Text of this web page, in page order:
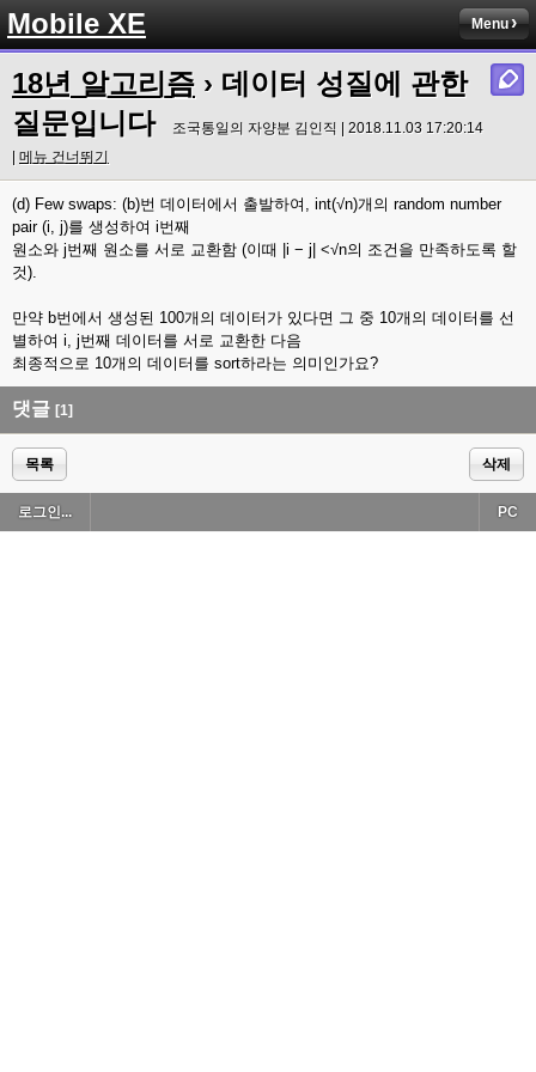
Mobile XE Menu
18년 알고리즘 › 데이터 성질에 관한
질문입니다
조국통일의 자양분 김인직 | 2018.11.03 17:20:14
메뉴 건너뛰기
(d) Few swaps: (b)번 데이터에서 출발하여, int(√n)개의 random number
pair (i, j)를 생성하여 i번째
원소와 j번째 원소를 서로 교환함 (이때 |i − j| <√n의 조건을 만족하도록 할
것).
만약 b번에서 생성된 100개의 데이터가 있다면 그 중 10개의 데이터를 선
별하여 i, j번째 데이터를 서로 교환한 다음
최종적으로 10개의 데이터를 sort하라는 의미인가요?
댓글 [1]
목록 삭제
로그인... PC